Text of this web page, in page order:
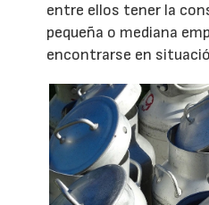
entre ellos tener la
pequeña o mediana
encontrarse en